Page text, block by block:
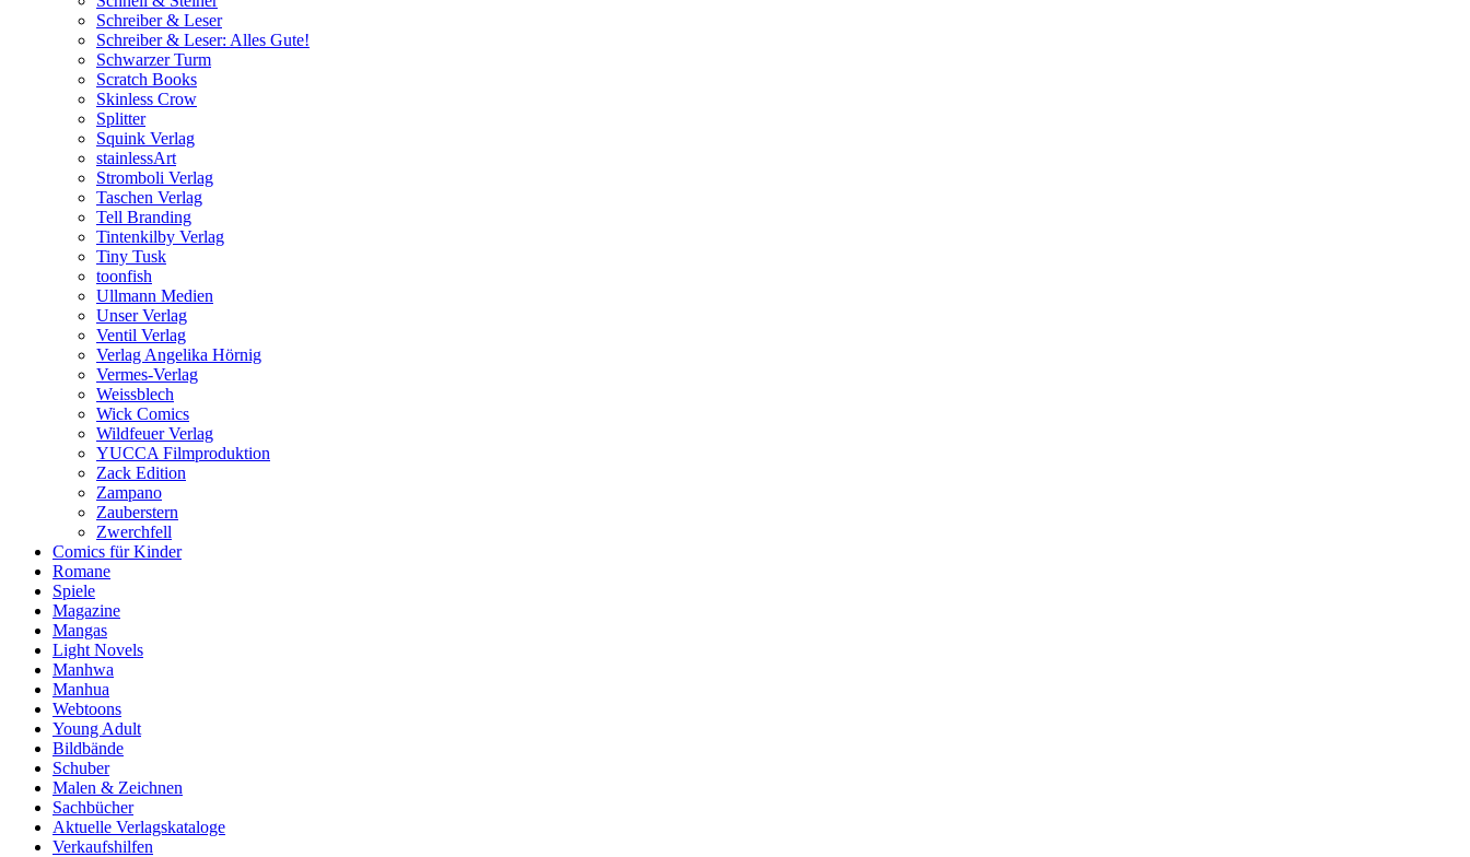
Schreiber & Leser
Schreiber & Leser: Alles Gute!
Schwarzer Turm
Scratch Books
Skinless Crow
Splitter
Squink Verlag
stainlessArt
Stromboli Verlag
Taschen Verlag
Tell Branding
Tintenkilby Verlag
Tiny Tusk
toonfish
Ullmann Medien
Unser Verlag
Ventil Verlag
Verlag Angelika Hörnig
Vermes-Verlag
Weissblech
Wick Comics
Wildfeuer Verlag
YUCCA Filmproduktion
Zack Edition
Zampano
Zauberstern
Zwerchfell
Comics für Kinder
Romane
Spiele
Magazine
Mangas
Light Novels
Manhwa
Manhua
Webtoons
Young Adult
Bildbände
Schuber
Malen & Zeichnen
Sachbücher
Aktuelle Verlagskataloge
Verkaufshilfen